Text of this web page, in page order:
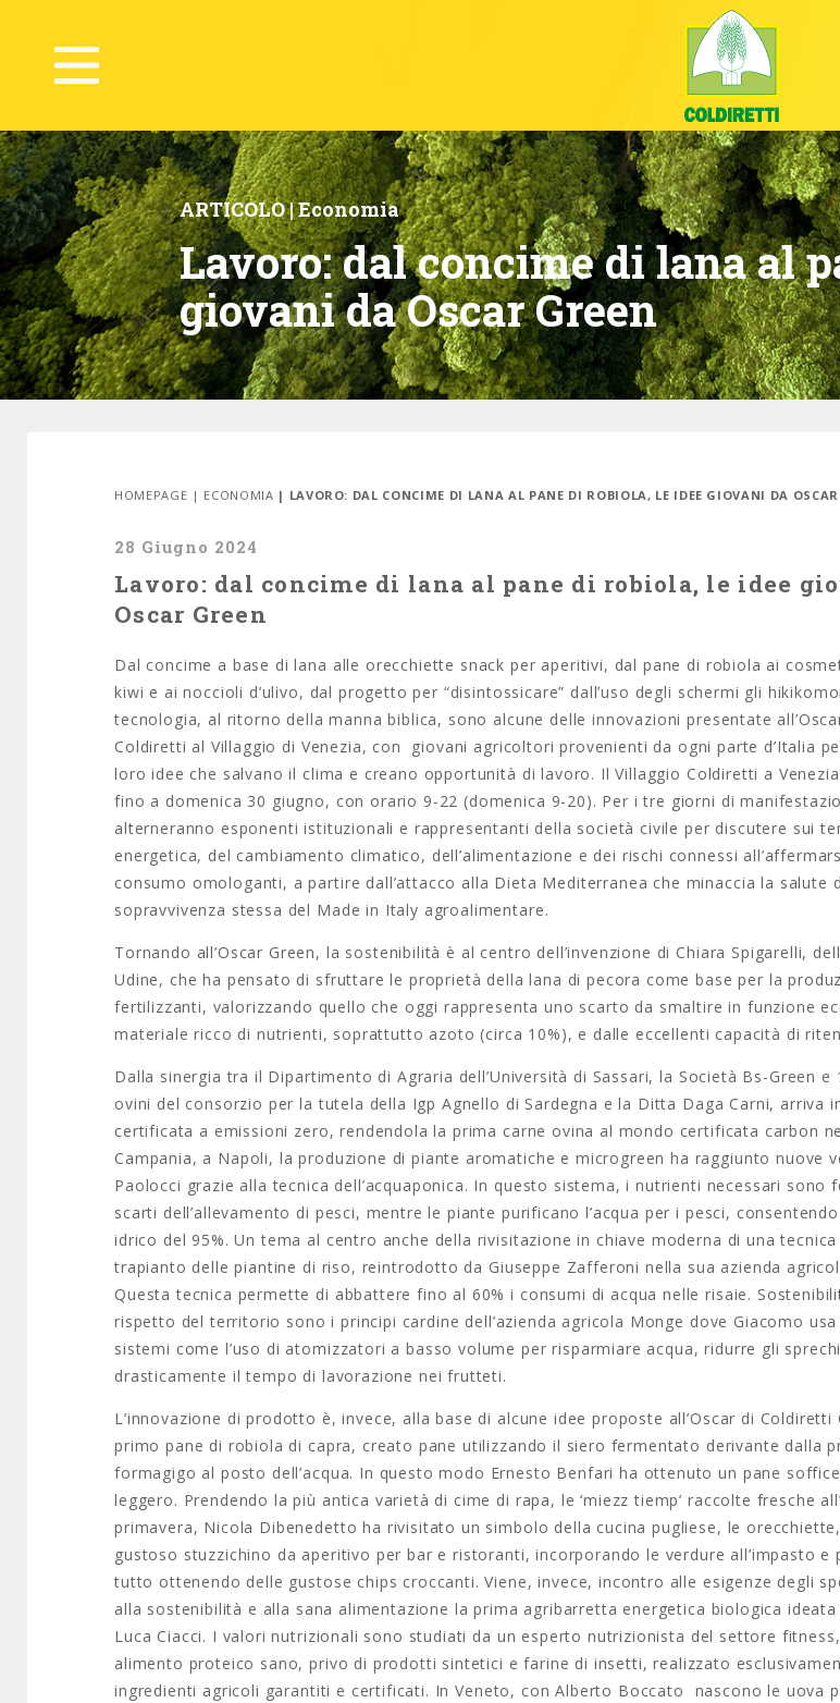
ARTICOLO |Economia
Lavoro: dal concime di lana al
giovani da Oscar Green
HOMEPAGE | ECONOMIA | LAVORO: DAL CONCIME DI LANA AL PANE DI ROBIOLA, LE IDEE GIOVANI DA OSCAR
28 Giugno 2024
Lavoro: dal concime di lana al pane di robiola, le idee
Oscar Green
Dal concime a base di lana alle orecchiette snack per aperitivi, dal pane di robiola ai
kiwi e ai noccioli d’ulivo, dal progetto per “disintossicare” dall’uso degli schermi gli
tecnologia, al ritorno della manna biblica, sono alcune delle innovazioni presentate all’
Coldiretti al Villaggio di Venezia, con giovani agricoltori provenienti da ogni parte d’Italia
loro idee che salvano il clima e creano opportunità di lavoro. Il Villaggio Coldiretti a
fino a domenica 30 giugno, con orario 9-22 (domenica 9-20). Per i tre giorni di
alterneranno esponenti istituzionali e rappresentanti della società civile per discutere sui
energetica, del cambiamento climatico, dell’alimentazione e dei rischi connessi
consumo omologanti, a partire dall’attacco alla Dieta Mediterranea che minaccia la salute
sopravvivenza stessa del Made in Italy agroalimentare.
Tornando all’Oscar Green, la sostenibilità è al centro dell’invenzione di Chiara Spigarelli,
Udine, che ha pensato di sfruttare le proprietà della lana di pecora come base per la
fertilizzanti, valorizzando quello che oggi rappresenta uno scarto da smaltire in funzione
materiale ricco di nutrienti, soprattutto azoto (circa 10%), e dalle eccellenti capacità di
Dalla sinergia tra il Dipartimento di Agraria dell’Università di Sassari, la Società Bs-Green e
ovini del consorzio per la tutela della Igp Agnello di Sardegna e la Ditta Daga Carni, arriva
certificata a emissioni zero, rendendola la prima carne ovina al mondo certificata carbon
Campania, a Napoli, la produzione di piante aromatiche e microgreen ha raggiunto nuove
Paolocci grazie alla tecnica dell’acquaponica. In questo sistema, i nutrienti necessari sono
scarti dell’allevamento di pesci, mentre le piante purificano l’acqua per i pesci,
idrico del 95%. Un tema al centro anche della rivisitazione in chiave moderna di una
trapianto delle piantine di riso, reintrodotto da Giuseppe Zafferoni nella sua azienda
Questa tecnica permette di abbattere fino al 60% i consumi di acqua nelle risaie.
rispetto del territorio sono i principi cardine dell’azienda agricola Monge dove Giacomo
sistemi come l’uso di atomizzatori a basso volume per risparmiare acqua, ridurre gli
drasticamente il tempo di lavorazione nei frutteti.
L’innovazione di prodotto è, invece, alla base di alcune idee proposte all’Oscar di Coldiretti
primo pane di robiola di capra, creato pane utilizzando il siero fermentato derivante dalla
formagigo al posto dell’acqua. In questo modo Ernesto Benfari ha ottenuto un pane
leggero. Prendendo la più antica varietà di cime di rapa, le ‘miezz tiemp’ raccolte fresche
primavera, Nicola Dibenedetto ha rivisitato un simbolo della cucina pugliese, le
gustoso stuzzichino da aperitivo per bar e ristoranti, incorporando le verdure all’impasto e
tutto ottenendo delle gustose chips croccanti. Viene, invece, incontro alle esigenze degli
alla sostenibilità e alla sana alimentazione la prima agribarretta energetica biologica ideata
Luca Ciacci. I valori nutrizionali sono studiati da un esperto nutrizionista del settore
alimento proteico sano, privo di prodotti sintetici e farine di insetti, realizzato
ingredienti agricoli garantiti e certificati. In Veneto, con Alberto Boccato nascono le uova